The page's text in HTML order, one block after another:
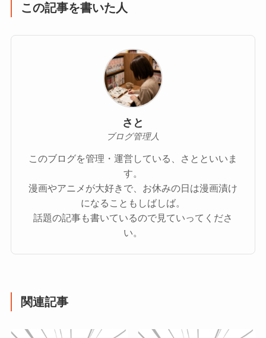
この記事を書いた人
さと
ブログ管理人
このブログを管理・運営している、さとといいま
す。
漫画やアニメが大好きで、お休みの日は漫画漬け
になることもしばしば。
話題の記事も書いているので見ていってくださ
い。
関連記事